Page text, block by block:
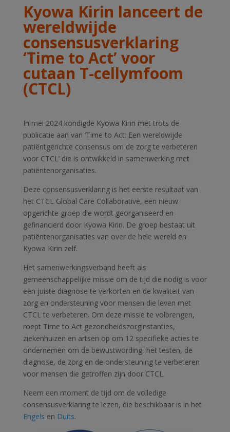
Kyowa Kirin lanceert de
wereldwijde
consensusverklaring
‘Time to Act’ voor
cutaan T-cellymfoom
(CTCL)
In mei 2024 kondigde Kyowa Kirin met trots de
publicatie aan van ‘Time to Act: Een wereldwijde
patiëntgerichte consensus om de zorg te verbeteren
voor CTCL’ die is ontwikkeld in samenwerking met
patiëntenorganisaties.
Deze consensusverklaring is het eerste resultaat van
het CTCL Global Care Collaborative, een nieuw
opgerichte groep die wordt georganiseerd en
gefinancierd door Kyowa Kirin. De groep bestaat uit
patiëntenorganisaties van over de hele wereld en
Kyowa Kirin zelf.
Het samenwerkingsverband heeft als
gemeenschappelijke missie om de tijd die nodig is voor
een juiste diagnose te verkorten en de kwaliteit van
zorg en ondersteuning voor mensen die leven met
CTCL te verbeteren. Om deze missie te volbrengen,
roept Time to Act gezondheidszorginstanties,
ziekenhuizen en artsen op om 12 specifieke acties te
ondernemen om de bewustwording, het testen, de
diagnose, de zorg en de ondersteuning te verbeteren
voor mensen die getroffen zijn door CTCL.
Neem een moment de tijd om de volledige
consensusverklaring te lezen, die beschikbaar is in het
Engels en Duits.